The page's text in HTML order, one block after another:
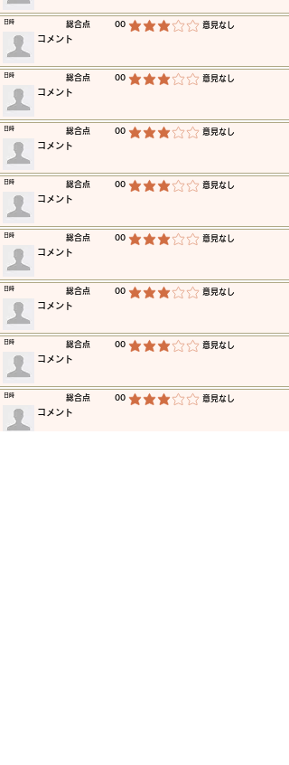
​総合点 00 平均評価 3 /5 ​意見なし
​日時
​コメント
​総合点 00 平均評価 3 /5 ​意見なし
​日時
​コメント
​総合点 00 平均評価 3 /5 ​意見なし
​日時
​コメント
​総合点 00 平均評価 3 /5 ​意見なし
​日時
​コメント
​総合点 00 平均評価 3 /5 ​意見なし
​日時
​コメント
​総合点 00 平均評価 3 /5 ​意見なし
​日時
​コメント
​総合点 00 平均評価 3 /5 ​意見なし
​日時
​コメント
​総合点 00 平均評価 3 /5 ​意見なし
​日時
​コメント